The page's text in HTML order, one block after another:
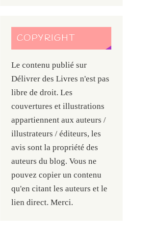
COPYRIGHT
Le contenu publié sur
Délivrer des Livres n'est pas
libre de droit. Les
couvertures et illustrations
appartiennent aux auteurs /
illustrateurs / éditeurs, les
avis sont la propriété des
auteurs du blog. Vous ne
pouvez copier un contenu
qu'en citant les auteurs et le
lien direct. Merci.